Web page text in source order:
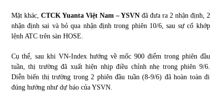
Mặt khác, CTCK Yuanta Việt Nam – YSVN đã đưa ra 2 nhận định, 2
nhận định sai và bỏ qua nhận định trong phiên 10/6, sau sự cố khớp
lệnh ATC trên sàn HOSE.
Cụ thể, sau khi VN-Index hướng về mốc 900 điểm trong phiên đầu
tuần, thị trường đã xuất hiện nhịp điều chỉnh nhẹ trong phiên 9/6.
Diễn biến thị trường trong 2 phiên đầu tuần (8-9/6) đã hoàn toàn đi
đúng hướng như dự báo của YSVN.